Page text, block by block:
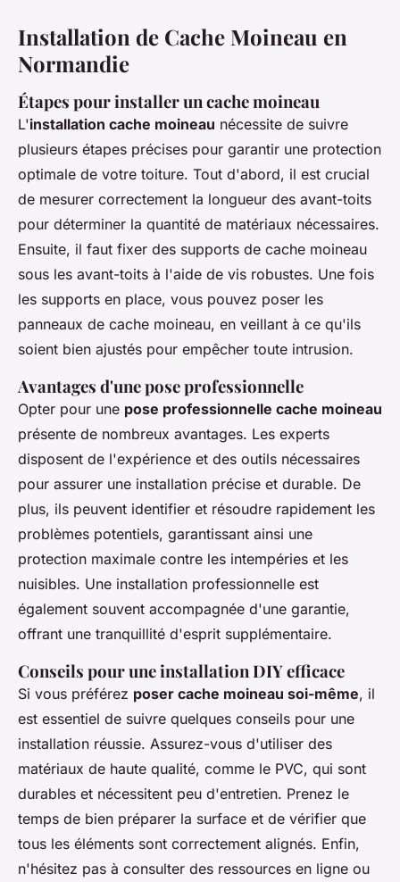
Installation de Cache Moineau en
Normandie
Étapes pour installer un cache moineau
L'installation cache moineau nécessite de suivre
plusieurs étapes précises pour garantir une protection
optimale de votre toiture. Tout d'abord, il est crucial
de mesurer correctement la longueur des avant-toits
pour déterminer la quantité de matériaux nécessaires.
Ensuite, il faut fixer des supports de cache moineau
sous les avant-toits à l'aide de vis robustes. Une fois
les supports en place, vous pouvez poser les
panneaux de cache moineau, en veillant à ce qu'ils
soient bien ajustés pour empêcher toute intrusion.
Avantages d'une pose professionnelle
Opter pour une pose professionnelle cache moineau
présente de nombreux avantages. Les experts
disposent de l'expérience et des outils nécessaires
pour assurer une installation précise et durable. De
plus, ils peuvent identifier et résoudre rapidement les
problèmes potentiels, garantissant ainsi une
protection maximale contre les intempéries et les
nuisibles. Une installation professionnelle est
également souvent accompagnée d'une garantie,
offrant une tranquillité d'esprit supplémentaire.
Conseils pour une installation DIY efficace
Si vous préférez poser cache moineau soi-même, il
est essentiel de suivre quelques conseils pour une
installation réussie. Assurez-vous d'utiliser des
matériaux de haute qualité, comme le PVC, qui sont
durables et nécessitent peu d'entretien. Prenez le
temps de bien préparer la surface et de vérifier que
tous les éléments sont correctement alignés. Enfin,
n'hésitez pas à consulter des ressources en ligne ou